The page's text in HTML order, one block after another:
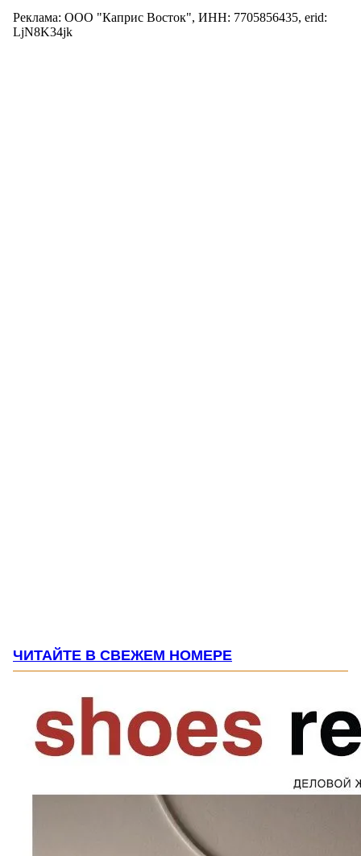
Реклама: ООО "Каприс Восток", ИНН: 7705856435, erid:
LjN8K34jk
ЧИТАЙТЕ В СВЕЖЕМ НОМЕРЕ